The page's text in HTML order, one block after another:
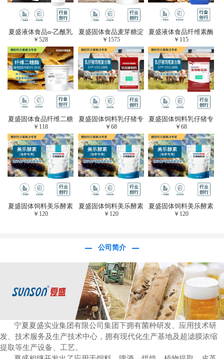
夏盛液体食品α-乙酰乳
酸脱羧酶(酱油醋生产
专用)FDY-3206
￥528
夏盛固体食品麦芽糖淀
粉酶(烘焙及面粉改良
用酶/发酵类食品可
用)FDG-0012
￥ 1575
夏盛液体食品纤维素酶
(植物提取专用酶/解决
提取液混浊问题/降
黏)FFY-0651
￥ 115
夏盛固体食品纤维二糖
酶(植物提取专用酶/用
于虎杖白藜芦醇提
取)FFG-0656
￥ 118
夏盛固体饲料乳仔猪专
用复合酶SFG-0932
￥ 68
夏盛固体饲料乳仔猪专
用复合酶SFG-0932
￥68
夏盛固体饲料美乐酵素
(水产海参海胆专
￥ 120
夏盛固体饲料美乐酵素
(水产海参海胆专
￥ 120
夏盛固体饲料美乐酵素
(水产海参海胆专
￥ 120
公司简介
宁夏夏盛实业集团有限公司集团下拥有菌种研发、应用技术研
发、技术服务及生产技术中心，拥有现代化生产基地及超滤膜浓缩
提取等生产设备、工艺。